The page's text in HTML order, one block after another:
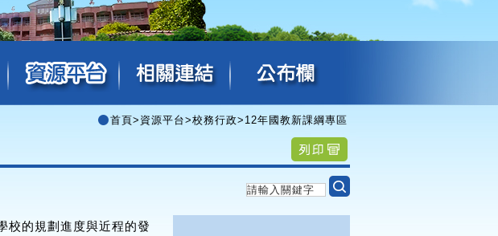
首頁> 資源平台>校務行政> 12年國教新課綱專區
校的規劃進度與近程的發